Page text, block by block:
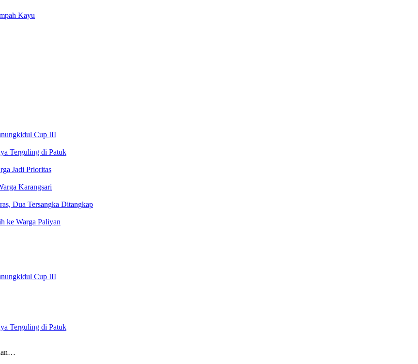
Kayu
Cup III
Terguling di Patuk
Jadi Prioritas
Karangsari
Dua Tersangka Ditangkap
ke Warga Paliyan
Cup III
Terguling di Patuk